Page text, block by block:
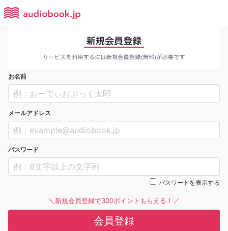
お名前
メールアドレス
パスワード
パスワードを表示する
＼新規会員登録で300ポイントもらえる！／
会員登録